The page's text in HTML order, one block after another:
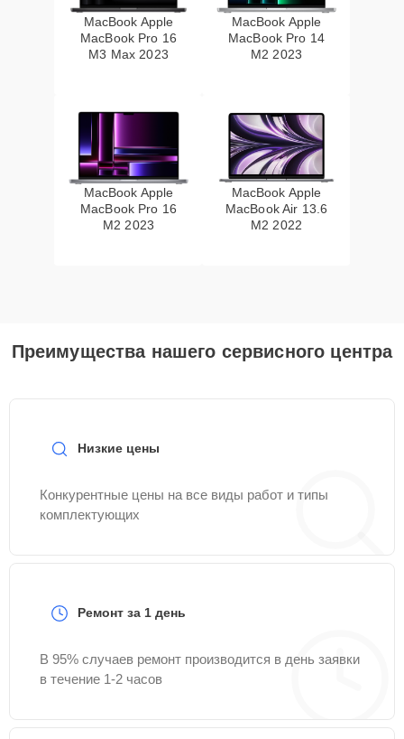
MacBook Apple
MacBook Pro 16
M3 Max 2023
MacBook Apple
MacBook Pro 14
M2 2023
MacBook Apple
MacBook Pro 16
M2 2023
MacBook Apple
MacBook Air 13.6
M2 2022
Преимущества нашего сервисного центра
Низкие цены
Конкурентные цены на все виды работ и типы
комплектующих
Ремонт за 1 день
В 95% случаев ремонт производится в день заявки
в течение 1-2 часов